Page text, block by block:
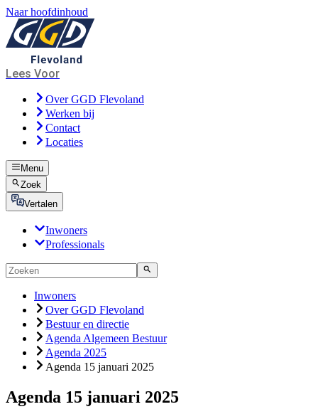
Naar hoofdinhoud
Lees Voor
Over GGD Flevoland
Werken bij
Contact
Locaties
Menu
Zoek
Vertalen
Inwoners
Professionals
Inwoners
Over GGD Flevoland
Bestuur en directie
Agenda Algemeen Bestuur
Agenda 2025
Agenda 15 januari 2025
Agenda 15 januari 2025